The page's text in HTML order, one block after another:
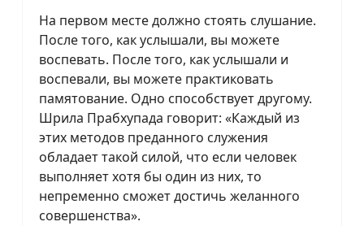
На первом месте должно стоять слушание.
После того, как услышали, вы можете
воспевать. После того, как услышали и
воспевали, вы можете практиковать
памятование. Одно способствует другому.
Шрила Прабхупада говорит: «Каждый из
этих методов преданного служения
обладает такой силой, что если человек
выполняет хотя бы один из них, то
непременно сможет достичь желанного
совершенства».